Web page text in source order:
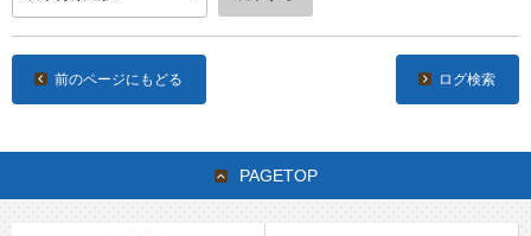
前のページにもどる ログ検索
PAGETOP